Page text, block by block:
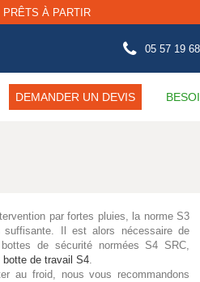
05 57 19
DEMANDER UN DEVIS
par fortes pluies, la norme S3
suffisante. Il est alors nécessaire de
de sécurité normées S4 SRC,
botte de travail S4.
au froid, nous vous recommandons